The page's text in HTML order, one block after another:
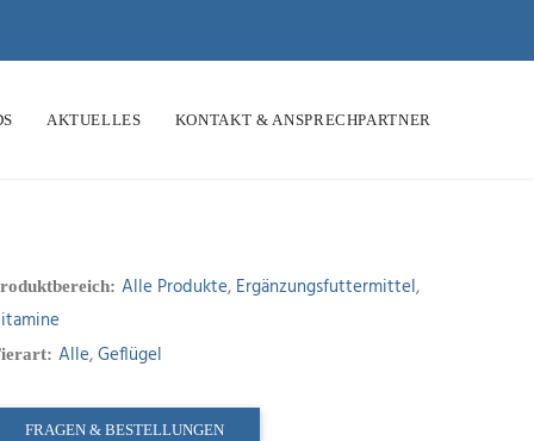
AKTUELLES KONTAKT & ANSPRECHPARTNER
Alle Produkte, Ergänzungsfuttermittel,
Alle,Geflügel
FRAGEN & BESTELLUNGEN